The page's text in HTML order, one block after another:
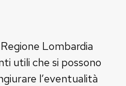
Lombardia
utili che si possono
l’eventualità